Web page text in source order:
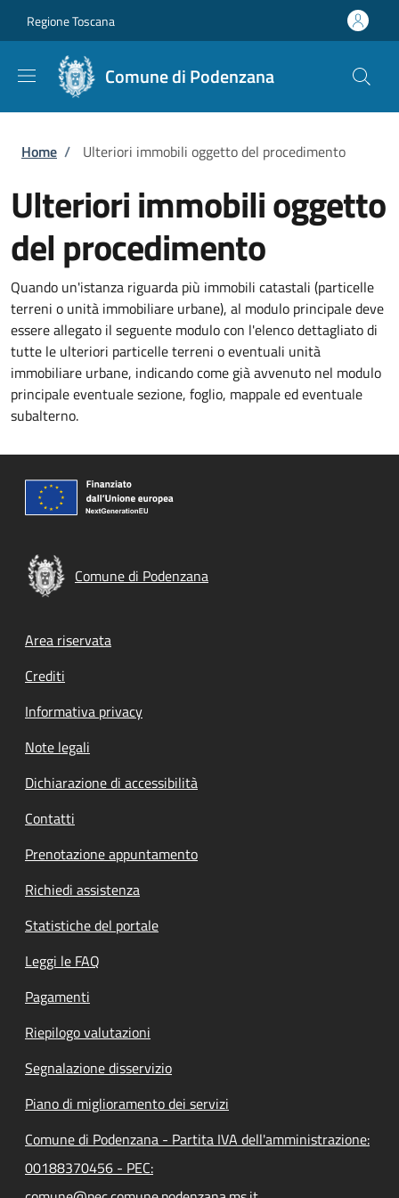
Regione Toscana
Comune di Podenzana
Briciole di pane
Home / Ulteriori immobili oggetto del procedimento
Ulteriori immobili oggetto
del procedimento
Quando un'istanza riguarda più immobili catastali (particelle
terreni o unità immobiliare urbane), al modulo principale deve
essere allegato il seguente modulo con l'elenco dettagliato di
tutte le ulteriori particelle terreni o eventuali unità
immobiliare urbane, indicando come già avvenuto nel modulo
principale eventuale sezione, foglio, mappale ed eventuale
subalterno.
Comune di Podenzana
Footer menu
Area riservata
Crediti
Informativa privacy
Note legali
Dichiarazione di accessibilità
Contatti
Prenotazione appuntamento
Richiedi assistenza
Statistiche del portale
Leggi le FAQ
Pagamenti
Riepilogo valutazioni
Segnalazione disservizio
Piano di miglioramento dei servizi
Comune di Podenzana - Partita IVA dell'amministrazione:
00188370456 - PEC: